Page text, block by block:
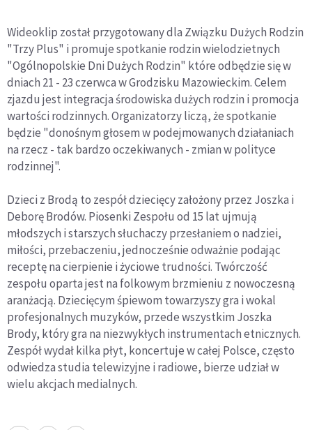
Wideoklip został przygotowany dla Związku Dużych Rodzin
"Trzy Plus" i promuje spotkanie rodzin wielodzietnych
"Ogólnopolskie Dni Dużych Rodzin" które odbędzie się w
dniach 21 - 23 czerwca w Grodzisku Mazowieckim. Celem
zjazdu jest integracja środowiska dużych rodzin i promocja
wartości rodzinnych. Organizatorzy liczą, że spotkanie
będzie "donośnym głosem w podejmowanych działaniach
na rzecz - tak bardzo oczekiwanych - zmian w polityce
rodzinnej".
Dzieci z Brodą to zespół dziecięcy założony przez Joszka i
Deborę Brodów. Piosenki Zespołu od 15 lat ujmują
młodszych i starszych słuchaczy przesłaniem o nadziei,
miłości, przebaczeniu, jednocześnie odważnie podając
receptę na cierpienie i życiowe trudności. Twórczość
zespołu oparta jest na folkowym brzmieniu z nowoczesną
aranżacją. Dziecięcym śpiewom towarzyszy gra i wokal
profesjonalnych muzyków, przede wszystkim Joszka
Brody, który gra na niezwykłych instrumentach etnicznych.
Zespół wydał kilka płyt, koncertuje w całej Polsce, często
odwiedza studia telewizyjne i radiowe, bierze udział w
wielu akcjach medialnych.